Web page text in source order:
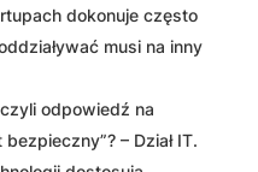
dokonuje często
musi na inny
odpowiedź na
– Dział IT.